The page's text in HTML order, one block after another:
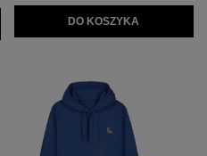
DO KOSZYKA